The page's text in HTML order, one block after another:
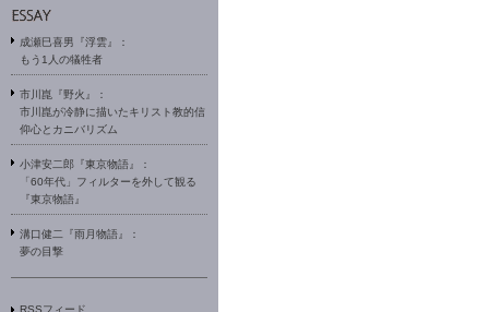
成瀬巳喜男『浮雲』：
もう1人の犠牲者
市川崑『野火』：
市川崑が冷静に描いたキリスト教的信
仰心とカニバリズム
小津安二郎『東京物語』：
「60年代」フィルターを外して観る
『東京物語』
溝口健二『雨月物語』：
夢の目撃
RSSフィード